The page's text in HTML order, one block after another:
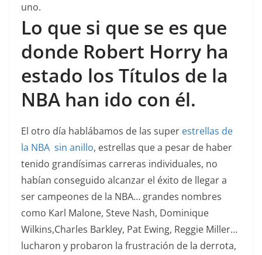
uno.
Lo que si que se es que
donde Robert Horry ha
estado los Títulos de la
NBA han ido con él.
El otro día hablábamos de las super estrellas de
la NBA sin anillo, estrellas que a pesar de haber
tenido grandísimas carreras individuales, no
habían conseguido alcanzar el éxito de llegar a
ser campeones de la NBA… grandes nombres
como Karl Malone, Steve Nash, Dominique
Wilkins,Charles Barkley, Pat Ewing, Reggie Miller…
lucharon y probaron la frustración de la derrota,